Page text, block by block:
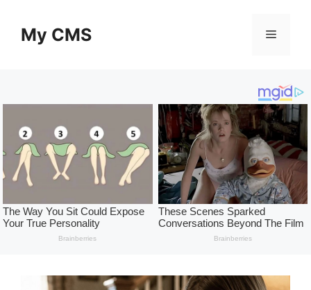
contentMy CMS Menu